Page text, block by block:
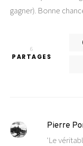
gagner). Bonne
6
PARTAGES
Pierre
'Le